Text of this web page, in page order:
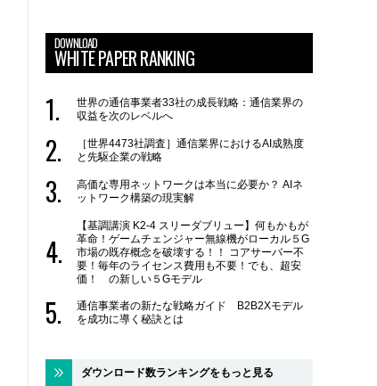
DOWNLOAD
WHITE PAPER RANKING
世界の通信事業者33社の成長戦略：通信業界の
収益を次のレベルへ
［世界4473社調査］通信業界におけるAI成熟度
と先駆企業の戦略
高価な専用ネットワークは本当に必要か？ AIネ
ットワーク構築の現実解
【基調講演 K2-4 スリーダブリュー】何もかもが
革命！ゲームチェンジャー無線機がローカル５G
市場の既存概念を破壊する！！ コアサーバー不
要！毎年のライセンス費用も不要！でも、超安
価！ の新しい５Gモデル
通信事業者の新たな戦略ガイド B2B2Xモデル
を成功に導く秘訣とは
ダウンロード数ランキングをもっと見る